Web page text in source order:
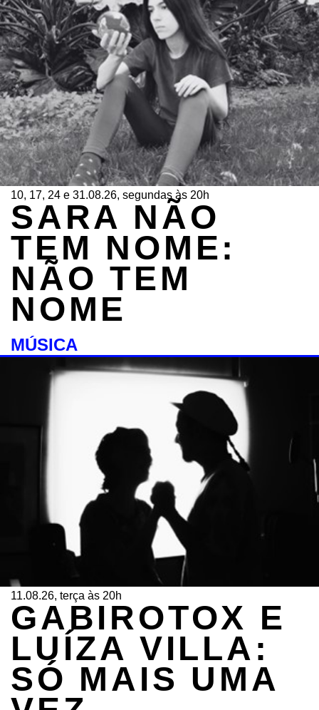
10, 17, 24 e 31.08.26, segundas às 20h
SARA NÃO
TEM NOME:
NÃO TEM
NOME
MÚSICA
11.08.26, terça às 20h
GABIROTOX E
LUÍZA VILLA:
SÓ MAIS UMA